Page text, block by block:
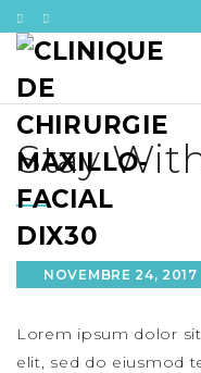
Stay
NOVEMBRE 24, 2017
Lorem ipsum dolor
elit, sed do eiusmod